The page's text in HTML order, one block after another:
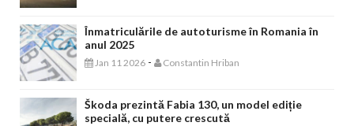
Înmatriculările de autoturisme în Romania în
anul 2025
Jan 11 2026 - Constantin Hriban
Škoda prezintă Fabia 130, un model ediție
specială, cu putere crescută